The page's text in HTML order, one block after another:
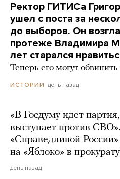
Ректор ГИТИСа
ушел с поста за
до выборов. Он
протеже Владимира
лет старался
Теперь его могут
ИСТОРИИ день назад
«В Госдуму идет
выступает против
«Справедливой
на «Яблоко» в
день назад